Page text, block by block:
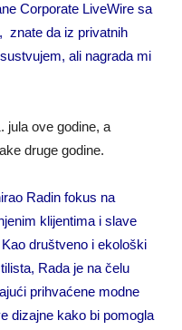
Corporate LiveWire sa
znate da iz privatnih
ali nagrada mi
jula ove godine, a
druge godine.
Radin fokus na
klijentima i slave
društveno i ekološki
Rada je na čelu
prihvaćene modne
dizajne kako bi pomogla